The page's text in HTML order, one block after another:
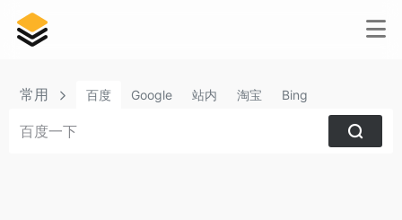
常用 百度 Google 站内 淘宝 Bing